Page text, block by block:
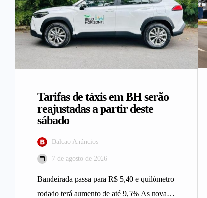
Tarifas de táxis em BH serão
reajustadas a partir deste
sábado
Balcao Anúncios
7 de agosto de 2026
Bandeirada passa para R$ 5,40 e quilômetro
rodado terá aumento de até 9,5% As novas